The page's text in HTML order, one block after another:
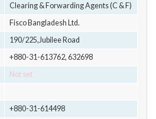
Clearing & Forwarding Agents (C & F)
Fisco Bangladesh Ltd.
190/225,Jubilee Road
+880-31-613762, 632698
Not set
+880-31-614498